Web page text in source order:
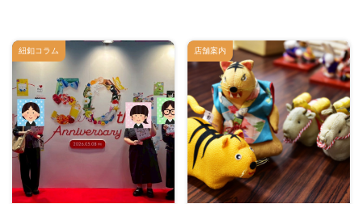
紐釦コラム 店舗案内